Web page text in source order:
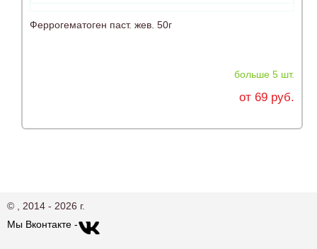
Феррогематоген паст. жев. 50г
больше 5 шт.
от 69 руб.
© , 2014 - 2026 г.
Мы Вконтакте -